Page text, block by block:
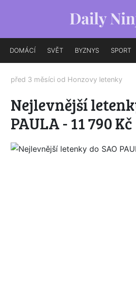
DOMÁCÍ SVĚT BYZNYS SPORT
před 3 měsíci od Honzovy letenky
Nejlevnější
PAULA - 11 790 Kč